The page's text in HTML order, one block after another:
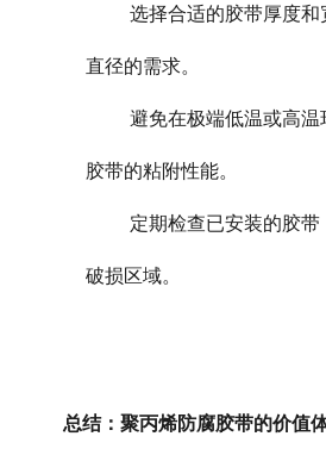
选择合适的胶带厚度
直径的需求。
避免在极端低温或高
胶带的粘附性能。
定期检查已安装的胶
破损区域。
总结：聚丙烯防腐胶带的价值